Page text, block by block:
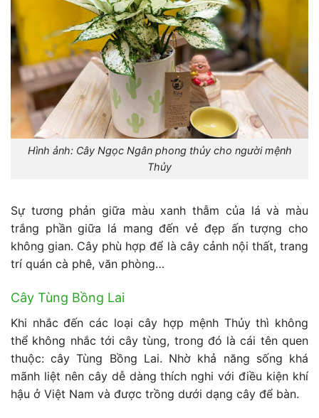
Hình ảnh: Cây Ngọc Ngân phong thủy cho người mệnh
Thủy
Sự tương phản giữa màu xanh thẫm của lá và màu
trắng phần giữa lá mang đến vẻ đẹp ấn tượng cho
không gian. Cây phù hợp để là cây cảnh nội thất, trang
trí quán cà phê, văn phòng…
Cây Tùng Bồng Lai
Khi nhắc đến các loại cây hợp mệnh Thủy thì không
thể không nhắc tới cây tùng, trong đó là cái tên quen
thuộc: cây Tùng Bồng Lai. Nhờ khả năng sống khá
mãnh liệt nên cây dễ dàng thích nghi với điều kiện khí
hậu ở Việt Nam và được trồng dưới dạng cây để bàn.